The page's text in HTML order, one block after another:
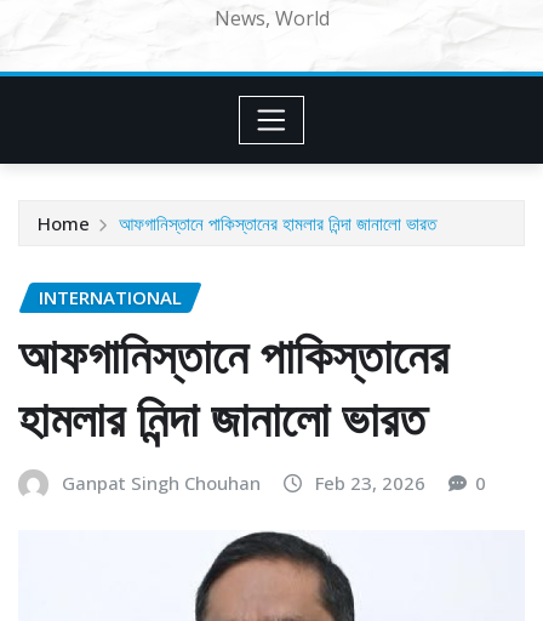
News, World
Home আফগানিস্তানে পাকিস্তানের হামলার নিন্দা জানালো ভারত
INTERNATIONAL
আফগানিস্তানে পাকিস্তানের
হামলার নিন্দা জানালো ভারত
Ganpat Singh Chouhan Feb 23, 2026 0